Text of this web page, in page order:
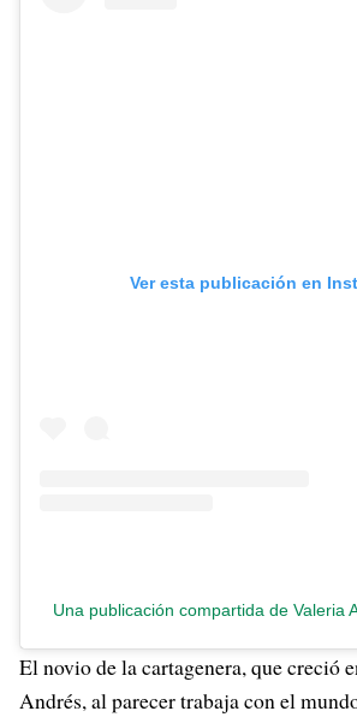
Ver esta publicación en
Una publicación compartida de Valeria
El novio de la cartagenera, que creció
Andrés, al parecer trabaja con el